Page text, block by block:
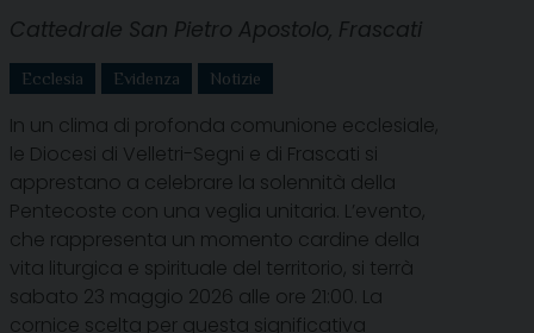
Cattedrale San Pietro Apostolo, Frascati
Ecclesia Evidenza Notizie
In un clima di profonda comunione ecclesiale,
le Diocesi di Velletri-Segni e di Frascati si
apprestano a celebrare la solennità della
Pentecoste con una veglia unitaria. L’evento,
che rappresenta un momento cardine della
vita liturgica e spirituale del territorio, si terrà
sabato 23 maggio 2026 alle ore 21:00. La
cornice scelta per questa significativa